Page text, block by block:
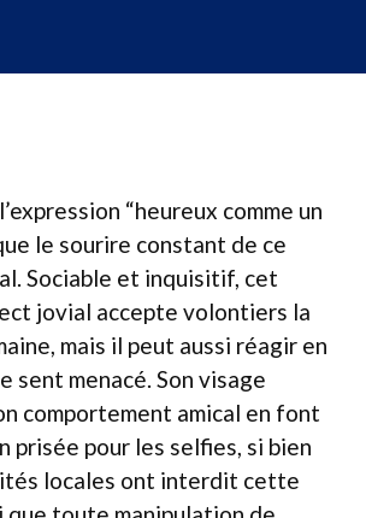
“heureux comme un
le sourire constant de ce
Sociable et inquisitif, cet
jovial accepte volontiers la
mais il peut aussi réagir en
sent menacé. Son visage
comportement amical en font
prisée pour les selfies, si bien
locales ont interdit cette